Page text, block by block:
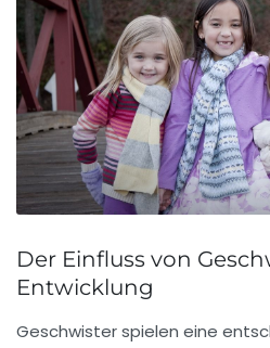
Der Einfluss von
Entwicklung
Geschwister spielen eine